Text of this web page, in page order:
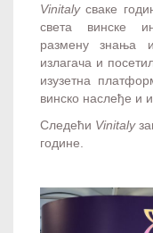
Vinitalyсваке
света винске
размену знања
излагача и
изузетна
винско наслеђе и
Следећи Vinitaly
године.